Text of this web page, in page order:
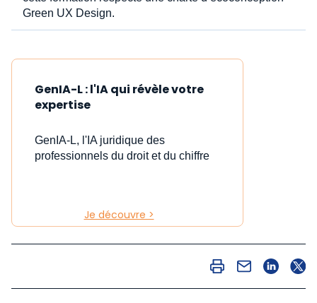
Green UX Design.
GenIA-L : l'IA qui révèle votre
expertise
GenIA-L, l'IA juridique des
professionnels du droit et du chiffre
Je découvre >